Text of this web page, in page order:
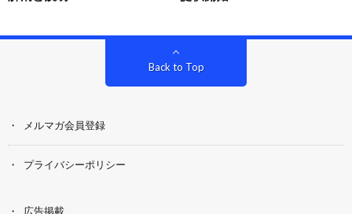
Back to Top
メルマガ会員登録
プライバシーポリシー
広告掲載